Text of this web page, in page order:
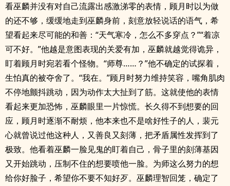
看巫麟并没有对自己流露出感激涕零的表情，顾月时以为做
的还不够，缓缓地走到巫麟身前，刻意放轻说话的语气，希
望看起来尽可能的和善：“天气寒冷，怎么不多穿点？”“着凉
可不好。”他越是意图表现的关爱有加，巫麟就越觉得诡异，
盯着顾月时宛若看个怪物。“师尊……？”他不确定的试探着，
生怕真的被夺舍了。“我在。”顾月时努力维持笑容，嘴角肌肉
不停地颤抖跳动，因为动作太大扯到了筋。这就使他的表情
看起来更加恐怖，巫麟眼里一片惊慌。长久得不到想要的回
应，顾月时逐渐不耐烦，他本来也不是啥好性子的人，裴元
心就曾说过他这种人，又善良又刻薄，把矛盾属性发挥到了
极致。他看着巫麟一脸见鬼的盯着自己，骨子里的刻薄基因
又开始跳动，压制不住的想要喷他一脸。为师这么努力的想
给你好脸子，希望你不要不知好歹。巫麟理智回笼，确定了